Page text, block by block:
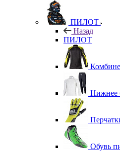
ПИЛОТ
Назад
ПИЛОТ
Нижнее
Обувь